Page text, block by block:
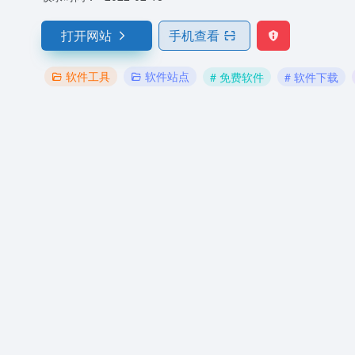
打开网站 手机查看
软件工具 软件站点 # 免费软件 # 软件下载